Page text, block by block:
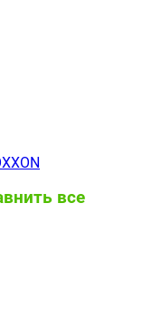
все